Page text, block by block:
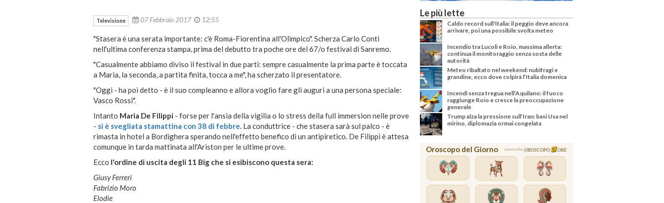
Televisione 07 Febbraio 2017 12:55
"Stasera è una serata importante: c'è Roma-Fiorentina all'Olimpico". Scherza Carlo Conti
nell'ultima conferenza stampa, prima del debutto tra poche ore del 67/o festival di Sanremo.
"Casualmente abbiamo diviso il festival in due parti: sempre casualmente la prima parte è toccata
a Maria, la seconda, a partita finita, tocca a me", ha scherzato il presentatore.
"Oggi - ha poi detto - è il suo compleanno e allora voglio fare gli auguri a una persona speciale:
Vasco Rossi".
Intanto Maria De Filippi - forse per l'ansia della vigilia o lo stress della full immersion nelle prove
- si è svegliata stamattina con 38 di febbre . La conduttrice - che stasera sarà sul palco - è
rimasta in hotel a Bordighera sperando nell'effetto benefico di un antipiretico. De Filippi è attesa
comunque in tarda mattinata all'Ariston per le ultime prove.
Ecco l'ordine di uscita degli 11 Big che si esibiscono questa sera:
Giusy Ferreri
Fabrizio Moro
Elodie
Le più lette
Caldo record sull'Italia: il peggio deve ancora
arrivare, poi una possibile svolta meteo
Incendio tra Lucoli e Roio, massima allerta:
continua il monitoraggio senza sosta delle
autorità
Meteo ribaltato nel weekend: nubifragi e
grandine, ecco dove colpirà l’Italia domenica
Incendi senza tregua nell’Aquilano: il fuoco
raggiunge Roio e cresce la preoccupazione
generale
Trump alza la pressione sull’Iran: basi Usa nel
mirino, diplomazia ormai congelata
Oroscopo del Giorno powered byOROSCOPO ORE